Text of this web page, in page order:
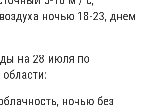
ночью 18-23, днем
на 28 июля по
ночью без